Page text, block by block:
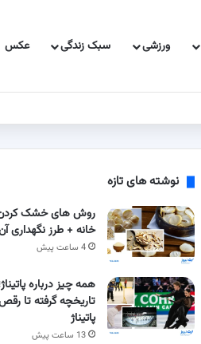
ورزشی سبک زندگی عکس
نوشته های تازه
روش های خشک
خانه + طرز نگهداری
4 ساعت پیش
همه چیز درباره
تاریخچه گرفته تا
پاتیناژ
13 ساعت پیش